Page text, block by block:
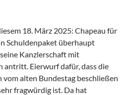
18. März 2025: Chapeau für
Schuldenpaket überhaupt
Kanzlerschaft mit
antritt. Eierwurf dafür, dass die
vom alten Bundestag beschließen
fragwürdig ist. Da hat